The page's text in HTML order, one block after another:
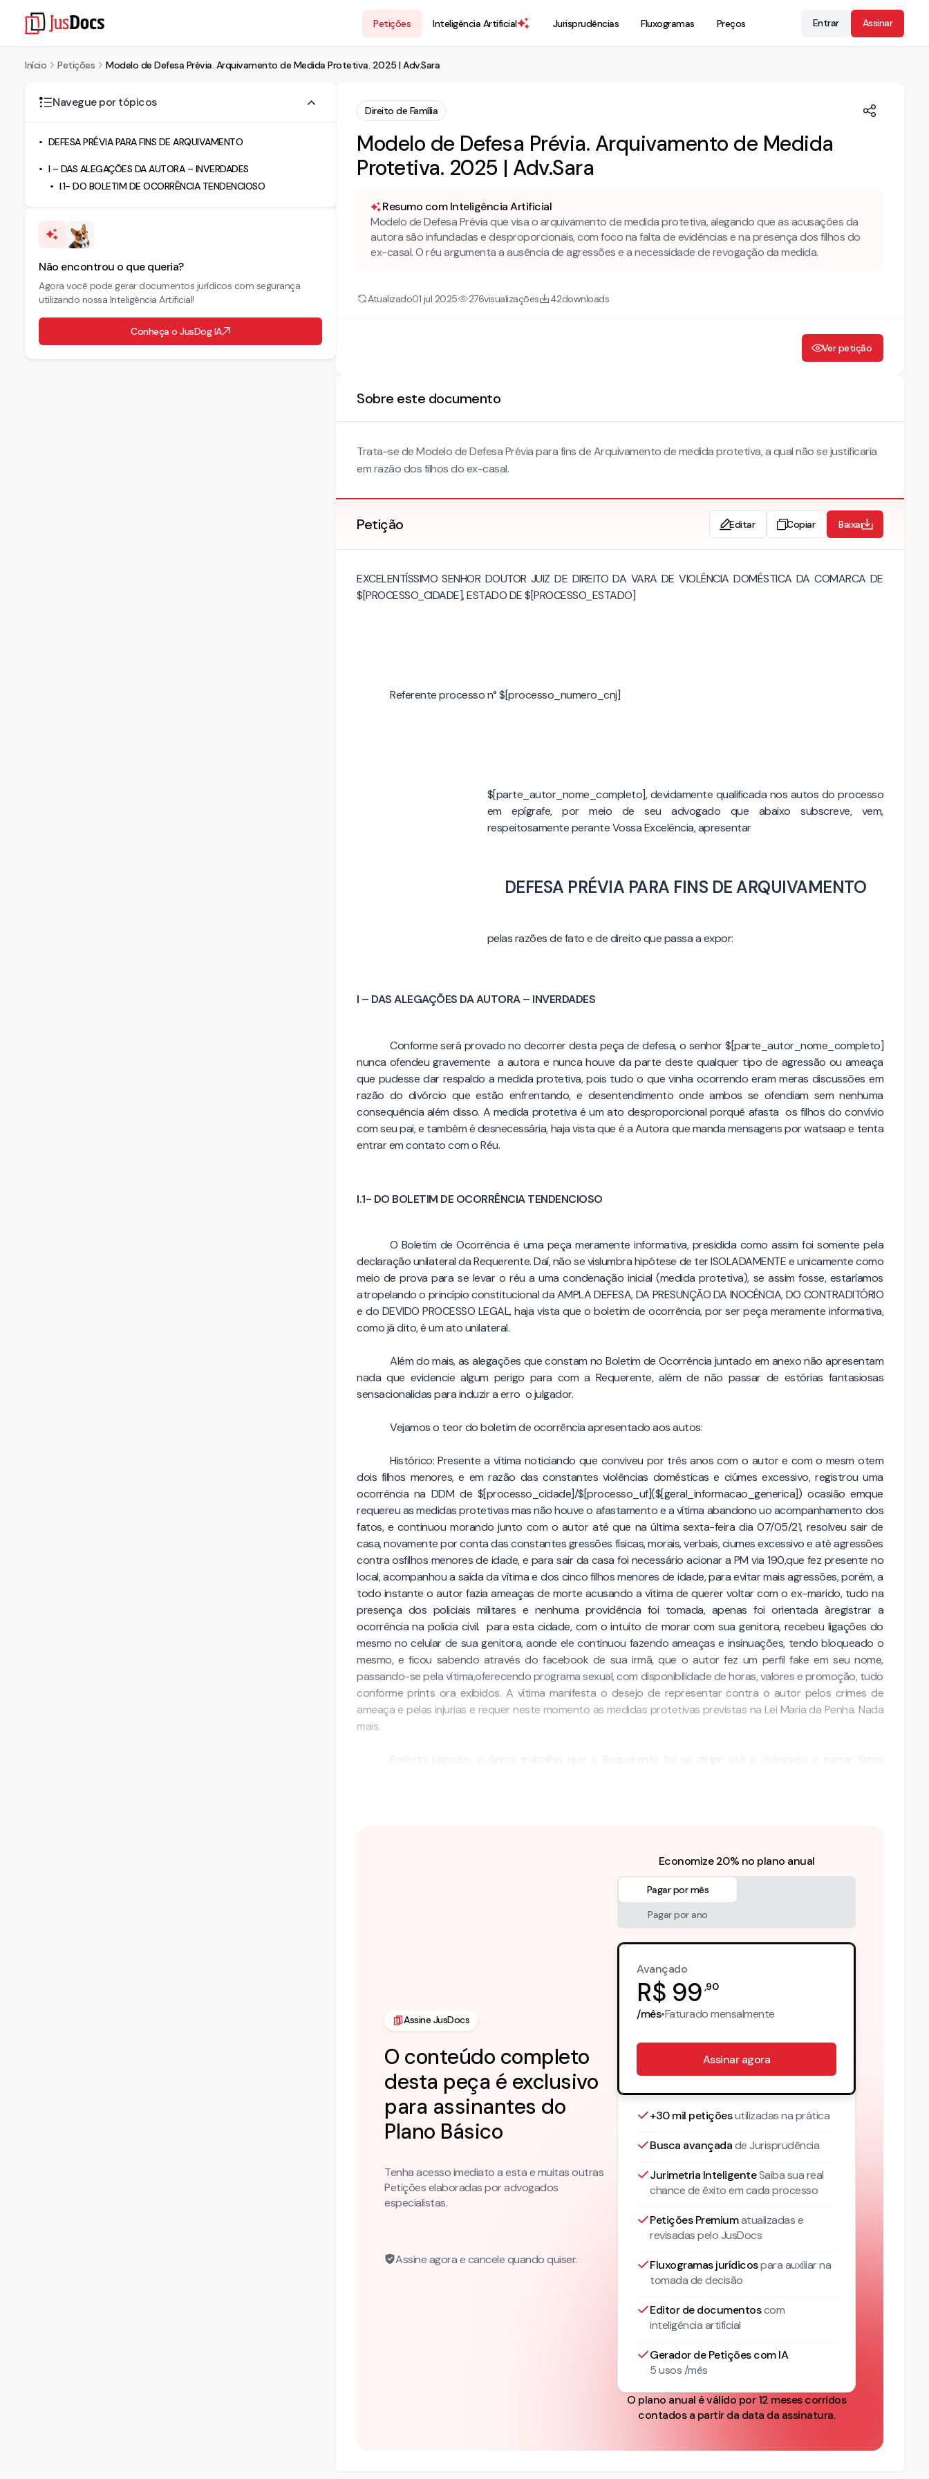
Petições Inteligência Artificial Jurisprudências Fluxogramas Preços Entrar Assinar
Início Petições Modelo de Defesa Prévia. Arquivamento de Medida Protetiva. 2025 | Adv.Sara
Navegue por tópicos
DEFESA PRÉVIA PARA FINS DE ARQUIVAMENTO
I – DAS ALEGAÇÕES DA AUTORA – INVERDADES
I.1- DO BOLETIM DE OCORRÊNCIA TENDENCIOSO
Não encontrou o que queria?
Agora você pode gerar documentos jurídicos com segurança
utilizando nossa Inteligência Artificial!
Conheça o JusDog IA
Direito de Família
Modelo de Defesa Prévia. Arquivamento de Medida
Protetiva. 2025 | Adv.Sara
Resumo com Inteligência Artificial
Modelo de Defesa Prévia que visa o arquivamento de medida protetiva, alegando que as acusações da
autora são infundadas e desproporcionais, com foco na falta de evidências e na presença dos filhos do
ex-casal. O réu argumenta a ausência de agressões e a necessidade de revogação da medida.
Atualizado01 jul 2025 276visualizações 42downloads
Ver petição
Sobre este documento
Trata-se de Modelo de Defesa Prévia para fins de Arquivamento de medida protetiva, a qual não se justificaria
em razão dos filhos do ex-casal.
Petição Editar Copiar Baixar
EXCELENTÍSSIMO SENHOR DOUTOR JUIZ DE DIREITO DA VARA DE VIOLÊNCIA DOMÉSTICA DA COMARCA DE
$[PROCESSO_CIDADE], ESTADO DE $[PROCESSO_ESTADO]
Referente processo n° $[processo_numero_cnj]
$[parte_autor_nome_completo], devidamente qualificada nos autos do processo
em epígrafe, por meio de seu advogado que abaixo subscreve, vem,
respeitosamente perante Vossa Excelência, apresentar
DEFESA PRÉVIA PARA FINS DE ARQUIVAMENTO
pelas razões de fato e de direito que passa a expor:
I – DAS ALEGAÇÕES DA AUTORA – INVERDADES
Conforme será provado no decorrer desta peça de defesa, o senhor $[parte_autor_nome_completo]
nunca ofendeu gravemente a autora e nunca houve da parte deste qualquer tipo de agressão ou ameaça
que pudesse dar respaldo a medida protetiva, pois tudo o que vinha ocorrendo eram meras discussões em
razão do divórcio que estão enfrentando, e desentendimento onde ambos se ofendiam sem nenhuma
consequência além disso. A medida protetiva é um ato desproporcional porquê afasta os filhos do convívio
com seu pai, e também é desnecessária, haja vista que é a Autora que manda mensagens por watsaap e tenta
entrar em contato com o Réu.
I.1- DO BOLETIM DE OCORRÊNCIA TENDENCIOSO
O Boletim de Ocorrência é uma peça meramente informativa, presidida como assim foi somente pela
declaração unilateral da Requerente. Daí, não se vislumbra hipótese de ter ISOLADAMENTE e unicamente como
meio de prova para se levar o réu a uma condenação inicial (medida protetiva), se assim fosse, estaríamos
atropelando o princípio constitucional da AMPLA DEFESA, DA PRESUNÇÃO DA INOCÊNCIA, DO CONTRADITÓRIO
e do DEVIDO PROCESSO LEGAL, haja vista que o boletim de ocorrência, por ser peça meramente informativa,
como já dito, é um ato unilateral.
Além do mais, as alegações que constam no Boletim de Ocorrência juntado em anexo não apresentam
nada que evidencie algum perigo para com a Requerente, além de não passar de estórias fantasiosas
sensacionalidas para induzir a erro o julgador.
Vejamos o teor do boletim de ocorrência apresentado aos autos:
Histórico: Presente a vítima noticiando que conviveu por três anos com o autor e com o mesm otem
dois filhos menores, e em razão das constantes violências domésticas e ciúmes excessivo, registrou uma
ocorrência na DDM de $[processo_cidade]/$[processo_uf]($[geral_informacao_generica]) ocasião emque
requereu as medidas protetivas mas não houve o afastamento e a vítima abandono uo acompanhamento dos
fatos, e continuou morando junto com o autor até que na última sexta-feira dia 07/05/21, resolveu sair de
casa, novamente por conta das constantes gressões físicas, morais, verbais, ciumes excessivo e até agressões
contra osfilhos menores de idade, e para sair da casa foi necessário acionar a PM via 190,que fez presente no
local, acompanhou a saída da vítima e dos cinco filhos menores de idade, para evitar mais agressões, porém, a
todo instante o autor fazia ameaças de morte acusando a vítima de querer voltar com o ex-marido, tudo na
presença dos policiais militares e nenhuma providência foi tomada, apenas foi orientada àregistrar a
ocorrência na polícia civil. para esta cidade, com o intuito de morar com sua genitora, recebeu ligações do
mesmo no celular de sua genitora, aonde ele continuou fazendo ameaças e insinuações, tendo bloqueado o
mesmo, e ficou sabendo através do facebook de sua irmã, que o autor fez um perfil fake em seu nome,
passando-se pela vítima,oferecendo programa sexual, com disponibilidade de horas, valores e promoção, tudo
conforme prints ora exibidos. A vítima manifesta o desejo de representar contra o autor pelos crimes de
ameaça e pelas injurias e requer neste momento as medidas protetivas previstas na Lei Maria da Penha. Nada
mais.
Emérito julgador, o único trabalho que a Requerente foi se dirigir até a delegacia e narrar fatos
Assine JusDocs
O conteúdo completo
desta peça é exclusivo
para assinantes do
Plano Básico
Tenha acesso imediato a esta e muitas outras
Petições elaboradas por advogados
especialistas.
Assine agora e cancele quando quiser.
Economize 20% no plano anual
Pagar por mês
Pagar por ano
Avançado
R$ 99 ,90
/mês•Faturadomensalmente
Assinar agora
+30 mil petiçõesutilizadas na prática
Busca avançadade Jurisprudência
Jurimetria InteligenteSaiba sua real
chance de êxito em cada processo
Petições Premiumatualizadase
revisadas pelo JusDocs
Fluxogramas jurídicospara auxiliar na
tomada de decisão
Editor de documentoscom
inteligência artificial
Gerador de Petições com IA
5 usos /mês
O plano anual é válido por 12 meses corridos
contados a partir da data da assinatura.